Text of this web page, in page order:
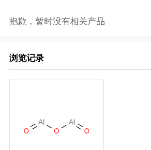
抱歉，暂时没有相关产品
浏览记录